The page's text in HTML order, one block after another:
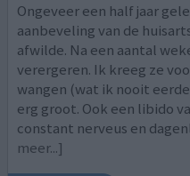
Ongeveer een half jaar
aanbeveling van de
afwilde. Na een aantal
verergeren. Ik kreeg ze
wangen (wat ik nooit
erg groot. Ook een libido
constant nerveus en
meer...]